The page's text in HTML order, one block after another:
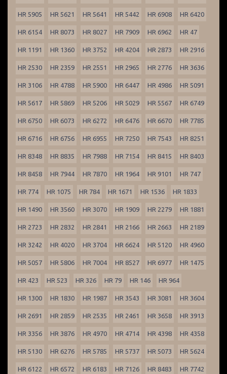
HR 5905 HR 5621 HR 5641 HR 5442 HR 6908 HR 6420
HR 6154 HR 8073 HR 8027 HR 7909 HR 6962 HR 47
HR 1191 HR 1360 HR 3752 HR 4204 HR 2873 HR 2916
HR 2530 HR 2359 HR 2551 HR 2965 HR 2776 HR 3636
HR 3106 HR 4788 HR 5900 HR 6447 HR 4986 HR 5091
HR 5617 HR 5869 HR 5206 HR 5029 HR 5567 HR 6749
HR 6750 HR 6073 HR 6272 HR 6476 HR 6670 HR 7785
HR 6716 HR 6756 HR 6955 HR 7250 HR 7543 HR 8251
HR 8348 HR 8835 HR 7988 HR 7154 HR 8415 HR 8403
HR 8458 HR 7944 HR 7870 HR 1964 HR 9101 HR 747
HR 774 HR 1075 HR 784 HR 1671 HR 1536 HR 1833
HR 1490 HR 3560 HR 3070 HR 1909 HR 2279 HR 1881
HR 2723 HR 2832 HR 2841 HR 2166 HR 2663 HR 2189
HR 3242 HR 4020 HR 3704 HR 6624 HR 5120 HR 4960
HR 5057 HR 5806 HR 7004 HR 8527 HR 6977 HR 1475
HR 423 HR 523 HR 326 HR 79 HR 146 HR 964
HR 1300 HR 1830 HR 1987 HR 3543 HR 3081 HR 3604
HR 2691 HR 2859 HR 2535 HR 2461 HR 3658 HR 3913
HR 3356 HR 3876 HR 4970 HR 4714 HR 4398 HR 4358
HR 5130 HR 6276 HR 5785 HR 5737 HR 5073 HR 5624
HR 6122 HR 6572 HR 6183 HR 7126 HR 8483 HR 7742